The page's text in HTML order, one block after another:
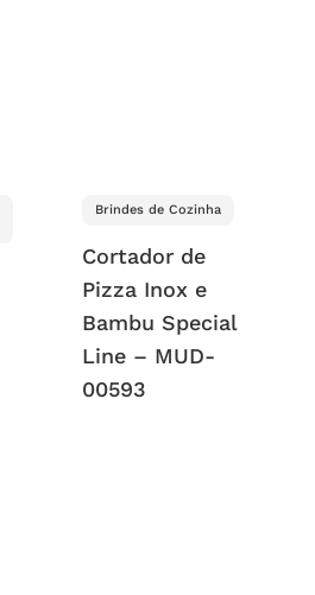
Brindes de Cozinha
Cortador de
Pizza Inox e
Bambu Special
Line – MUD-
00593